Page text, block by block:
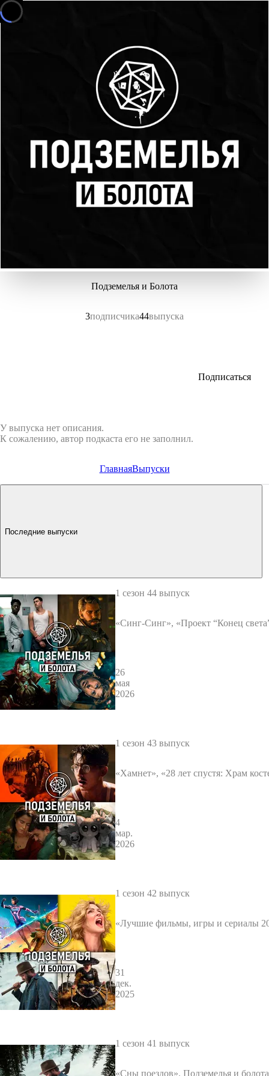
Подземелья и Болота
3подписчика44выпуска
Подписаться
У выпуска нет описания.
К сожалению, автор подкаста его не заполнил.
ГлавнаяВыпуски
Последние выпуски
1 сезон 44 выпуск
«Синг-Синг», «Проект “Конец
26
мая
2026
1 сезон 43 выпуск
«Хамнет», «28 лет спустя: Храм
4
мар.
2026
1 сезон 42 выпуск
«Лучшие фильмы, игры и сериалы
31
дек.
2025
1 сезон 41 выпуск
«Сны поездов». Подземелья и